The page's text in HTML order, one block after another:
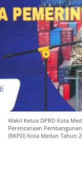
Wakil Ketua DPRD Kota
Perencanaan
(RKPD) Kota Medan Tahun